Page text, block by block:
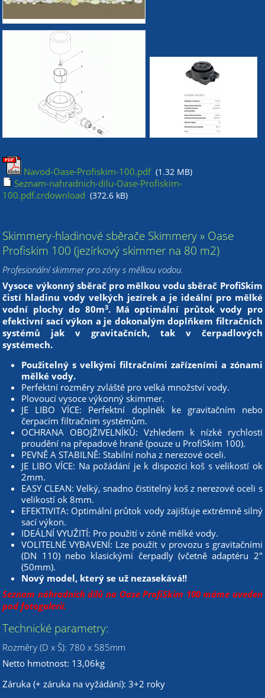
Navod-Oase-Profiskim-100.pdf (1.32 MB)
Seznam-nahradnich-dilu-Oase-Profiskim-
100.pdf.crdownload (372.6 kB)
Skimmery-hladinové sběrače Skimmery » Oase
Profiskim 100 (jezírkový skimmer na 80 m2)
Profesionální skimmer pro zóny s mělkou vodou.
Vysoce výkonný sběrač pro mělkou vodu sběrač ProfiSkim
čistí hladinu vody velkých jezírek a je ideální pro mělké
vodní plochy do 80m3. Má optimální průtok vody pro
efektivní sací výkon a je dokonalým doplňkem filtračních
systémů jak v gravitačních, tak v čerpadlových
systémech.
Použitelný s velkými filtračními zařízeními a zónami
mělké vody.
Perfektní rozměry zvláště pro velká množství vody.
Plovoucí vysoce výkonný skimmer.
JE LIBO VÍCE: Perfektní doplněk ke gravitačním nebo
čerpacím filtračním systémům.
OCHRANA OBOJŽIVELNÍKŮ: Vzhledem k nízké rychlosti
proudění na přepadové hraně (pouze u ProfiSkim 100).
PEVNĚ A STABILNĚ: Stabilní noha z nerezové oceli.
JE LIBO VÍCE: Na požádání je k dispozici koš s velikostí ok
2mm.
EASY CLEAN: Velký, snadno čistitelný koš z nerezové oceli s
velikostí ok 8mm.
EFEKTIVITA: Optimální průtok vody zajišťuje extrémně silný
sací výkon.
IDEÁLNÍ VYUŽITÍ: Pro použití v zóně mělké vody.
VOLITELNÉ VYBAVENÍ: Lze použít v provozu s gravitačními
(DN 110) nebo klasickými čerpadly (včetně adaptéru 2"
(50mm).
Nový model, který se už nezasekává!!
Seznam náhradních dílů na Oase ProfiSkim 100máme uveden
pod fotogalerií.
Technické parametry:
Rozměry (D x Š): 780 x 585mm
Netto hmotnost: 13,06kg
Záruka (+ záruka na vyžádání): 3+2 roky